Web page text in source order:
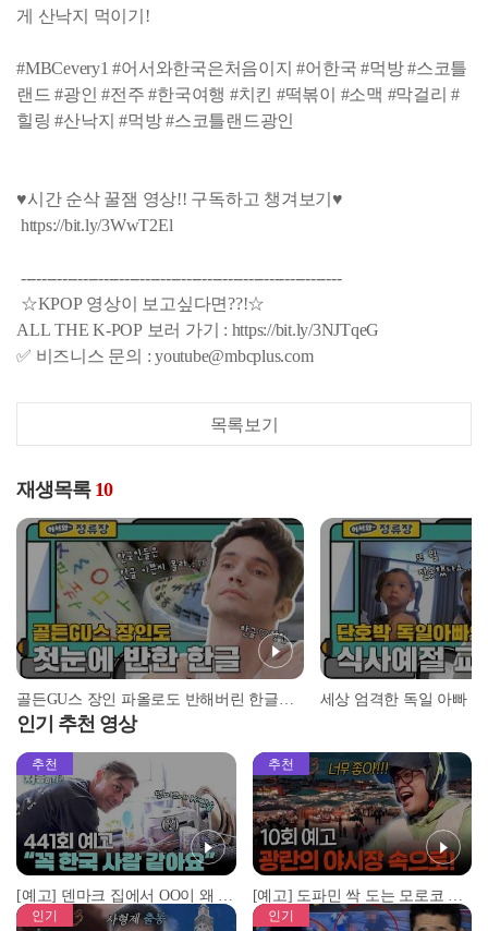
게 산낙지 먹이기!
#MBCevery1 #어서와한국은처음이지 #어한국 #먹방 #스코틀
랜드 #광인 #전주 #한국여행 #치킨 #떡볶이 #소맥 #막걸리 #
힐링 #산낙지 #먹방 #스코틀랜드광인
♥시간 순삭 꿀잼 영상!! 구독하고 챙겨보기♥
https://bit.ly/3WwT2El
--------------------------------------------------------------
☆KPOP 영상이 보고싶다면??!☆
ALL THE K-POP 보러 가기 : https://bit.ly/3NJTqeG
✅ 비즈니스 문의 : youtube@mbcplus.com
목록보기
재생목록 10
골든GU스 장인 파올로도 반해버린 한글의 매력♥ l #어서와정류장 l #어서와한국은처음이지 l #MBCevery1 l EP.151
인기 추천 영상
추천
[예고] 덴마크 집에서 OO이 왜 나와...? 이상할 정도로 한국을 사랑하는 우리 형을 제보합니다!
추천
[예고] 도파민 싹 도는 모로코 야시장 투어!
인기 인기